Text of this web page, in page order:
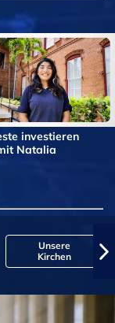
investieren
Natalia
Unsere
Kirchen